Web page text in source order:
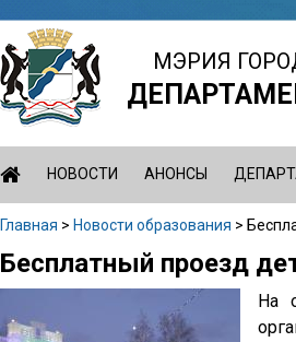
Jump
to
navigation
МЭРИЯ
НОВОСТИ АНОНСЫ
Вы
здесь
Главная > Новости образования >
Back
to
top
Бесплатный проезд
На